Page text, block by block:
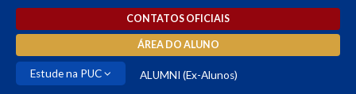
CONTATOS OFICIAIS
ÁREA DO ALUNO
Estude na PUC ALUMNI (Ex-Alunos)